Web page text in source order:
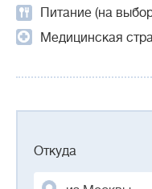
Питание (на
Медицинская
Откуда